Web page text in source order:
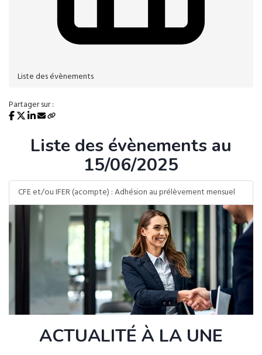
Liste des évènements
Partager sur :
Liste des évènements au
15/06/2025
CFE et/ou IFER (acompte) : Adhésion au prélèvement mensuel
ACTUALITÉ À LA UNE